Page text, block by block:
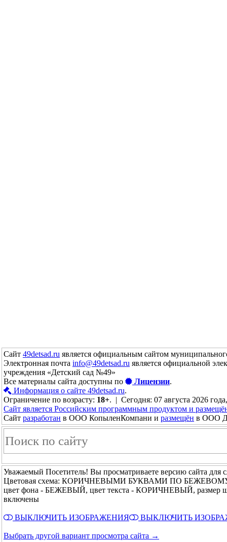
Сайт 49detsad.ru является официальным сайтом
Электронная почта info@49detsad.ru является официальной
учреждения «Детский сад №49»
Все материалы сайта доступны по
Лицензии.
Информация о сайте 49detsad.ru.
Ограничение по возрасту: 18+. | Сегодня: 07 августа 2026
Сайт является Российским программным продуктом и
Сайт разработан в ООО КопыленКомпани и размещён в ООО
Уважаемый Посетитель! Вы просматриваете версию сайта для
Цветовая схема: КОРИЧНЕВЫМИ БУКВАМИ ПО
цвет фона - БЕЖЕВЫЙ, цвет текста - КОРИЧНЕВЫЙ, размер
включены
ВЫКЛЮЧИТЬ ИЗОБРАЖЕНИЯ ВЫКЛЮЧИТЬ
Выбрать другой вариант просмотра сайта →